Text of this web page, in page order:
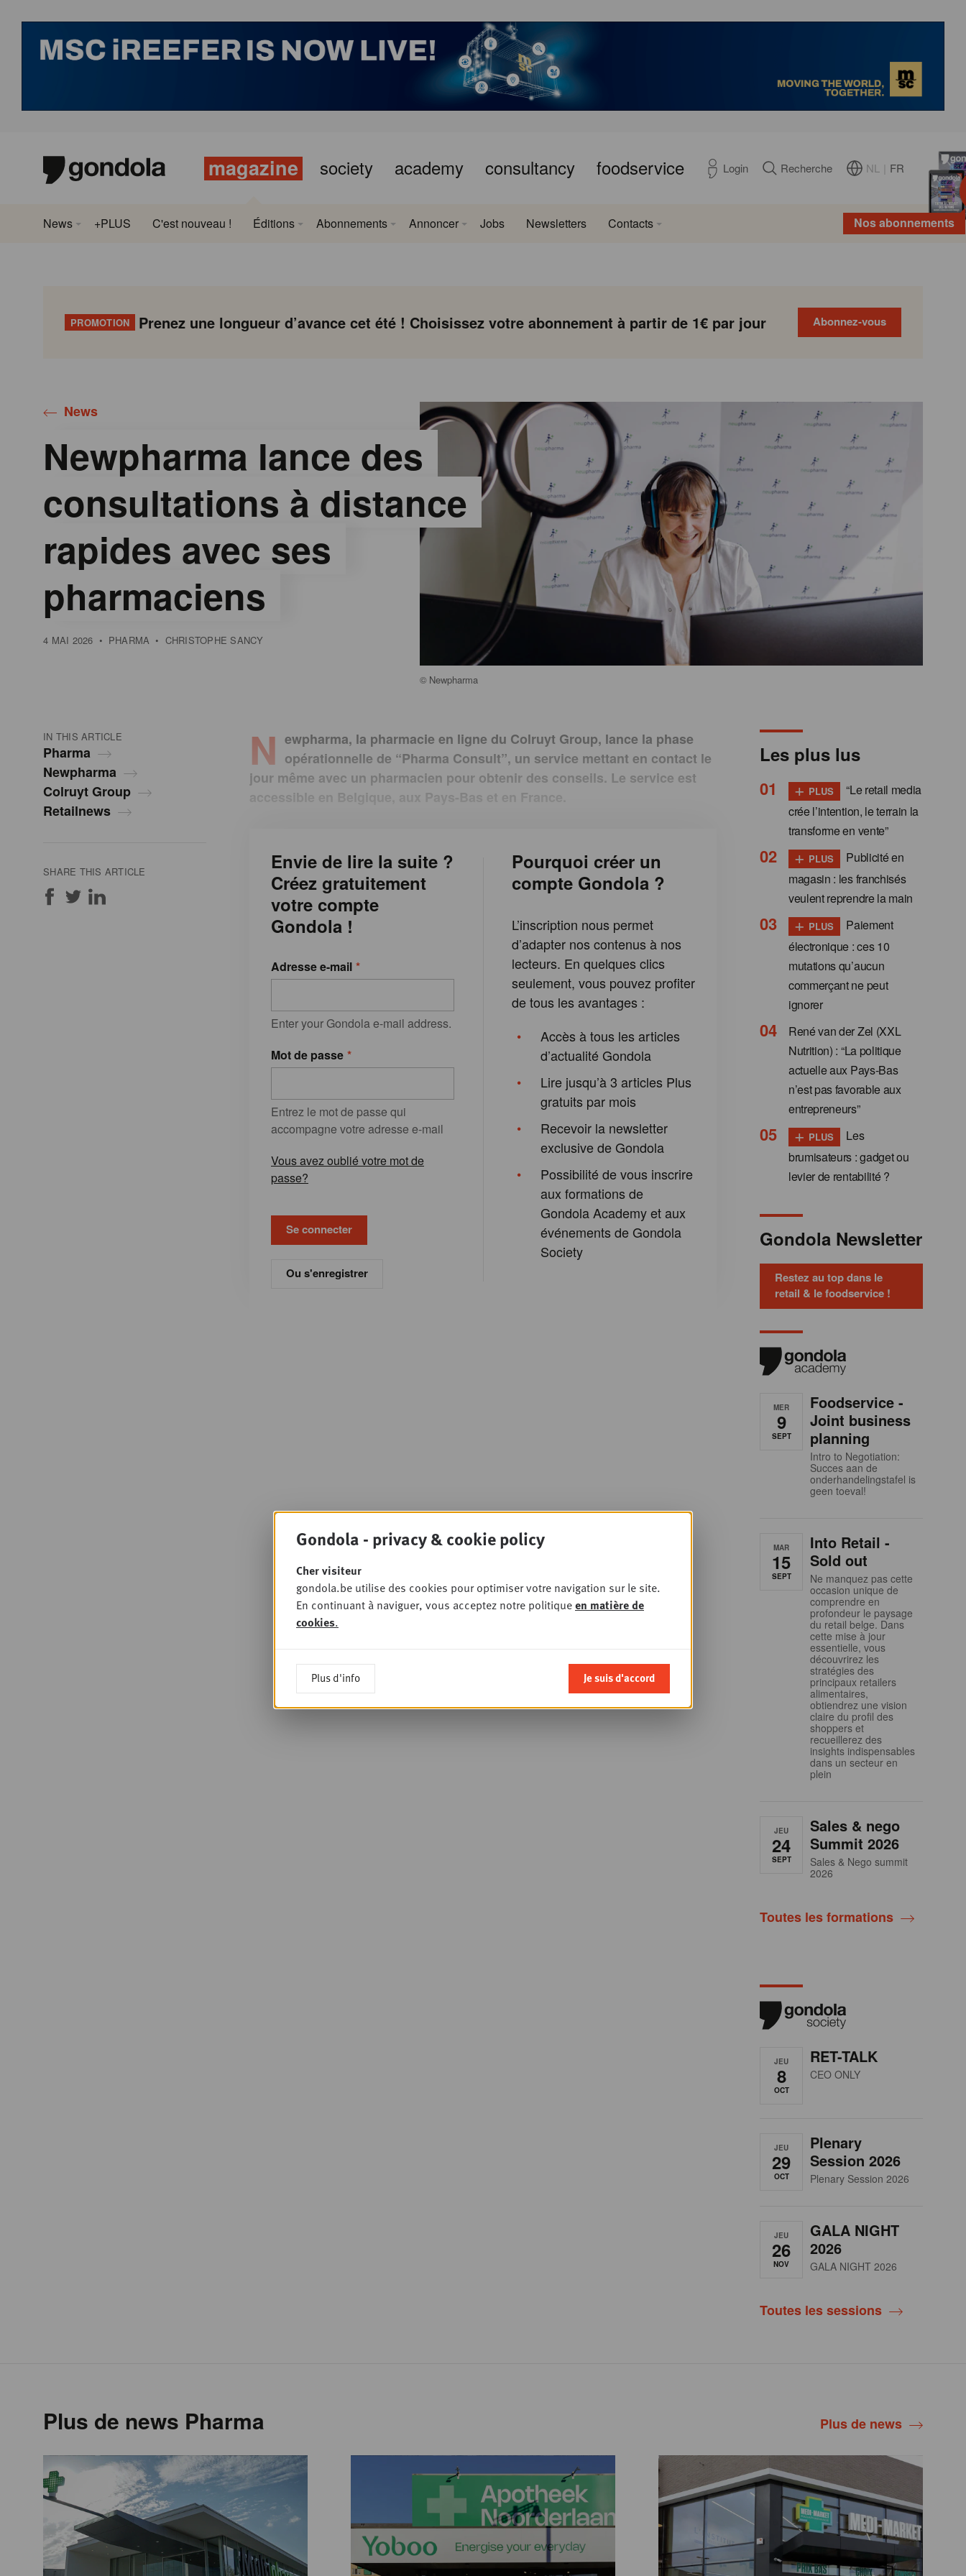
magazine society academy consultancy foodservice Login Recherche NL FR
Nos abonnements
News +PLUS C'est nouveau ! Éditions Abonnements Annoncer Jobs Newsletters Contacts
PROMOTION Prenez une longueur d’avance cet été ! Choisissez votre abonnement à partir de 1€ par jour Abonnez-vous
News
Newpharma lance des
consultations à distance
rapides avec ses
pharmaciens
4 MAI 2026 • PHARMA • CHRISTOPHE SANCY
© Newpharma
IN THIS ARTICLE
Pharma
Newpharma
Colruyt Group
Retailnews
SHARE THIS ARTICLE
N ewpharma, la pharmacie en ligne du Colruyt Group, lance la phase
opérationnelle de “Pharma Consult”, un service mettant en contact le
jour même avec un pharmacien pour obtenir des conseils. Le service est
accessible en Belgique, aux Pays-Bas et en France.
Envie de lire la suite ?
Créez gratuitement
votre compte
Gondola !
Adresse e-mail
Enter your Gondola e-mail address.
Mot de passe
Entrez le mot de passe qui
accompagne votre adresse e-mail
Vous avez oublié votre mot de
passe?
Ou s'enregistrer
Pourquoi créer un
compte Gondola ?
L’inscription nous permet
d’adapter nos contenus à nos
lecteurs. En quelques clics
seulement, vous pouvez profiter
de tous les avantages :
Accès à tous les articles
d’actualité Gondola
Lire jusqu’à 3 articles Plus
gratuits par mois
Recevoir la newsletter
exclusive de Gondola
Possibilité de vous inscrire
aux formations de
Gondola Academy et aux
événements de Gondola
Society
Les plus lus
+ PLUS
“Le retail media
crée l’intention, le terrain la
transforme en vente”
+ PLUS
Publicité en
magasin : les franchisés
veulent reprendre la main
+ PLUS
Paiement
électronique : ces 10
mutations qu’aucun
commerçant ne peut
ignorer
René van der Zel (XXL
Nutrition) : “La politique
actuelle aux Pays-Bas
n’est pas favorable aux
entrepreneurs”
+ PLUS
Les
brumisateurs : gadget ou
levier de rentabilité ?
Gondola Newsletter
Restez au top dans le
retail & le foodservice !
MER
9
SEPT
Foodservice -
Joint business
planning
Intro to Negotiation:
Succes aan de
onderhandelingstafel is
geen toeval!
MAR
15
SEPT
Into Retail -
Sold out
Ne manquez pas cette
occasion unique de
comprendre en
profondeur le paysage
du retail belge. Dans
cette mise à jour
essentielle, vous
découvrirez les
stratégies des
principaux retailers
alimentaires,
obtiendrez une vision
claire du profil des
shoppers et
recueillerez des
insights indispensables
dans un secteur en
plein
JEU
24
SEPT
Sales & nego
Summit 2026
Sales & Nego summit
2026
Toutes les formations
JEU
8
OCT
RET-TALK
CEO ONLY
JEU
29
OCT
Plenary
Session 2026
Plenary Session 2026
JEU
26
NOV
GALA NIGHT
2026
GALA NIGHT 2026
Toutes les sessions
Plus de news Pharma Plus de news
Gondola - privacy & cookie policy
Cher visiteur
gondola.be utilise des cookies pour optimiser votre navigation sur le site.
En continuant à naviguer, vous acceptez notre politiqueen matière de
cookies.
Plus d'info Je suis d'accord